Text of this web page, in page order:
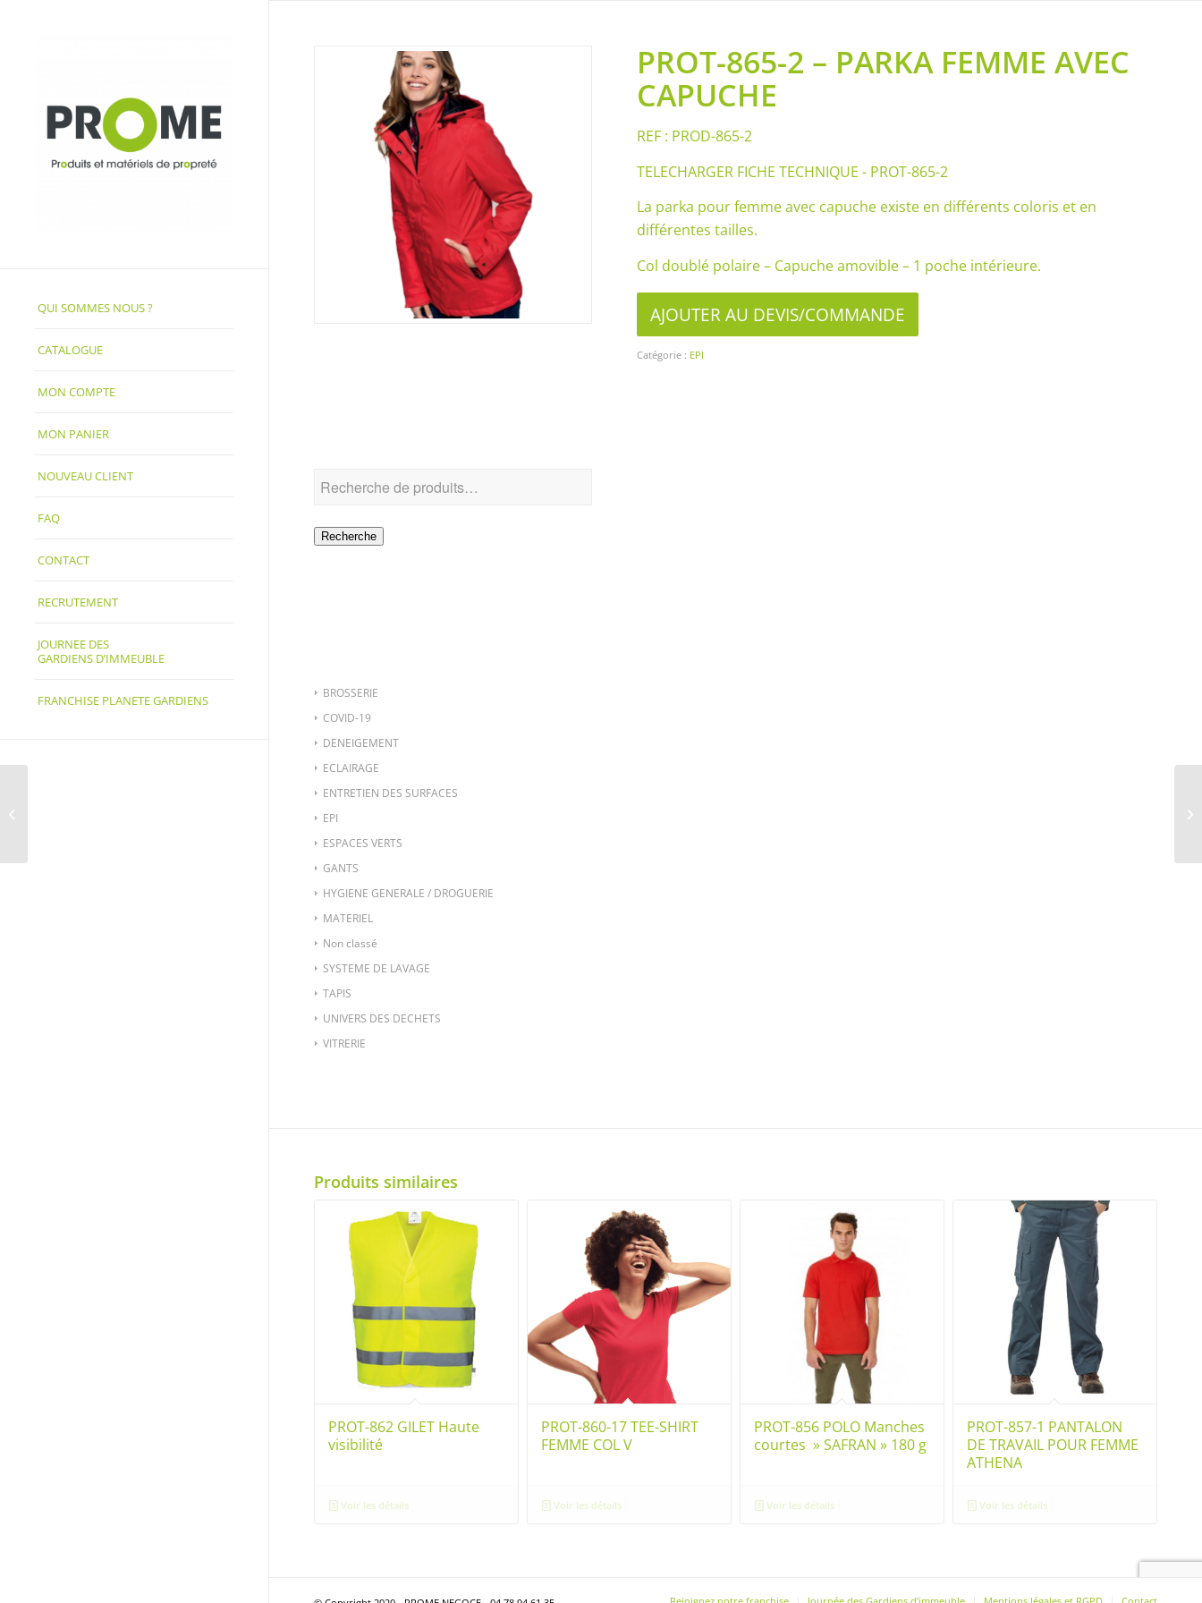
QUI SOMMES NOUS ?
CATALOGUE
MON COMPTE
MON PANIER
NOUVEAU CLIENT
FAQ
CONTACT
RECRUTEMENT
JOURNEE DES
GARDIENS D’IMMEUBLE
FRANCHISE PLANETE GARDIENS
Recherche
BROSSERIE
COVID-19
DENEIGEMENT
ECLAIRAGE
ENTRETIEN DES SURFACES
EPI
ESPACES VERTS
GANTS
HYGIENE GENERALE / DROGUERIE
MATERIEL
Non classé
SYSTEME DE LAVAGE
TAPIS
UNIVERS DES DECHETS
VITRERIE
PROT-865-2 – PARKA FEMME AVEC
CAPUCHE
REF : PROD-865-2
TELECHARGER FICHE TECHNIQUE - PROT-865-2
La parka pour femme avec capuche existe en différents coloris et en
différentes tailles.
Col doublé polaire – Capuche amovible – 1 poche intérieure.
AJOUTER AU DEVIS/COMMANDE
Catégorie : EPI
Produits similaires
PROT-862 GILET Haute
visibilité
Voir les détails
PROT-860-17 TEE-SHIRT
FEMME COL V
Voir les détails
PROT-856 POLO Manches
courtes » SAFRAN » 180 g
Voir les détails
PROT-857-1 PANTALON
DE TRAVAIL POUR FEMME
ATHENA
Voir les détails